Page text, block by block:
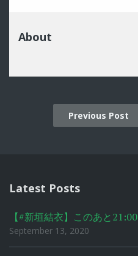
About
Previous Post
Latest Posts
【#新垣結衣】このあと21:00
September 13, 2020